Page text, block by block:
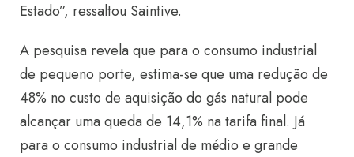
Estado”, ressaltou Saintive.
A pesquisa revela que para o consumo industrial
de pequeno porte, estima-se que uma redução de
48% no custo de aquisição do gás natural pode
alcançar uma queda de 14,1% na tarifa final. Já
para o consumo industrial de médio e grande